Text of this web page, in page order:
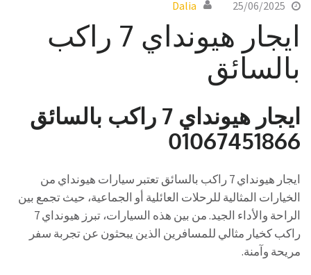
25/06/2025
Dalia
ايجار هيونداي 7 راكب
بالسائق
ايجار هيونداي 7 راكب بالسائق
01067451866
ايجار هيونداي 7 راكب بالسائق تعتبر سيارات هيونداي من
الخيارات المثالية للرحلات العائلية أو الجماعية، حيث تجمع بين
الراحة والأداء الجيد. من بين هذه السيارات، تبرز هيونداي 7
راكب كخيار مثالي للمسافرين الذين يبحثون عن تجربة سفر
مريحة وآمنة.